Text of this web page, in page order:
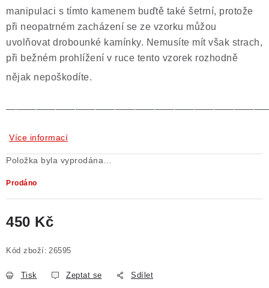
manipulaci s tímto kamenem buďtě také šetrní, protože
při neopatrném zacházení se ze vzorku můžou
uvolňovat drobounké kamínky. Nemusíte mít však strach,
při bežném prohlížení v ruce tento vzorek rozhodně
nějak nepoškodíte.
Více informací
Položka byla vyprodána…
Prodáno
450 Kč
Kód zboží: 26595
Tisk Zeptat se Sdílet